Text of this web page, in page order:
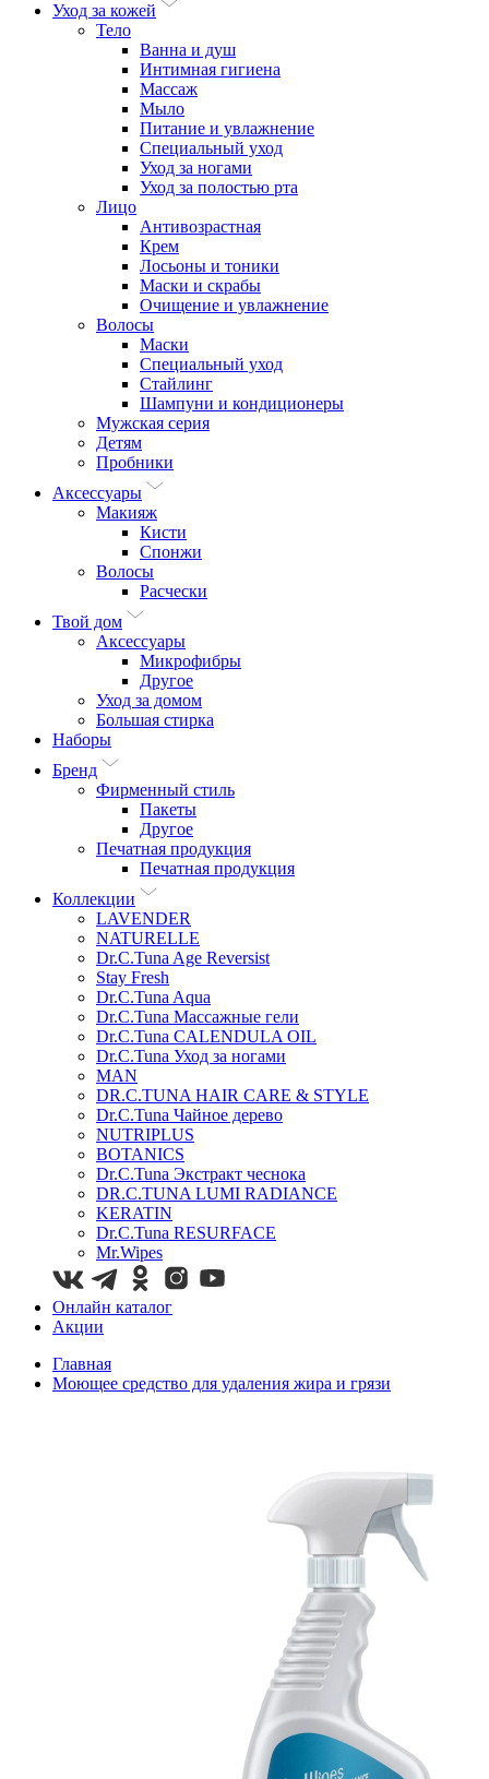
Уход за кожей
Тело
Ванна и душ
Интимная гигиена
Массаж
Мыло
Питание и увлажнение
Специальный уход
Уход за ногами
Уход за полостью рта
Лицо
Антивозрастная
Крем
Лосьоны и тоники
Маски и скрабы
Очищение и увлажнение
Волосы
Маски
Специальный уход
Стайлинг
Шампуни и кондиционеры
Мужская серия
Детям
Пробники
Аксессуары
Макияж
Кисти
Спонжи
Волосы
Расчески
Твой дом
Аксессуары
Микрофибры
Другое
Уход за домом
Большая стирка
Наборы
Бренд
Фирменный стиль
Пакеты
Другое
Печатная продукция
Печатная продукция
Коллекции
LAVENDER
NATURELLE
Dr.C.Tuna Age Reversist
Stay Fresh
Dr.C.Tuna Aqua
Dr.C.Tuna Массажные гели
Dr.C.Tuna CALENDULA OIL
Dr.C.Tuna Уход за ногами
MAN
DR.C.TUNA HAIR CARE & STYLE
Dr.C.Tuna Чайное дерево
NUTRIPLUS
BOTANICS
Dr.C.Tuna Экстракт чеснока
DR.C.TUNA LUMI RADIANCE
KERATIN
Dr.C.Tuna RESURFACE
Mr.Wipes
Онлайн каталог
Акции
Главная
Моющее средство для удаления жира и грязи